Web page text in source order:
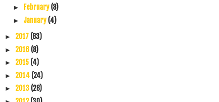
► February (8)
► January (4)
► 2017 (83)
► 2016 (8)
► 2015 (4)
► 2014 (24)
► 2013 (28)